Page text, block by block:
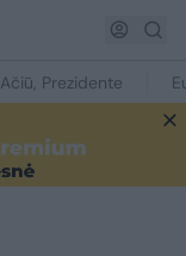
Ačiū, Prezidente